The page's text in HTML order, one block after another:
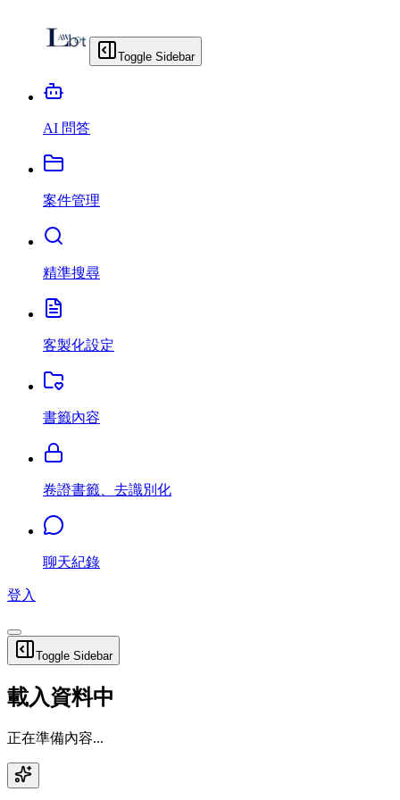
Toggle Sidebar
AI 問答
案件管理
精準搜尋
客製化設定
書籤內容
卷證書籤、去識別化
聊天紀錄
登入
Toggle Sidebar
載入資料中
正在準備內容...